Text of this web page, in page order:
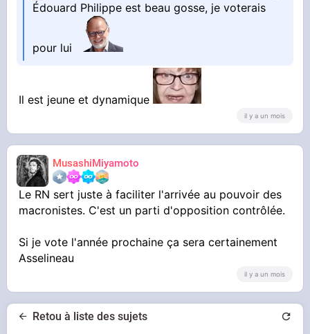
Édouard Philippe est beau gosse, je voterais
pour lui
Il est jeune et dynamique
il y a un mois
MusashiMiyamoto
Le RN sert juste à faciliter l'arrivée au pouvoir des
macronistes. C'est un parti d'opposition contrôlée.
Si je vote l'année prochaine ça sera certainement
Asselineau
il y a un mois
Retou à liste des sujets